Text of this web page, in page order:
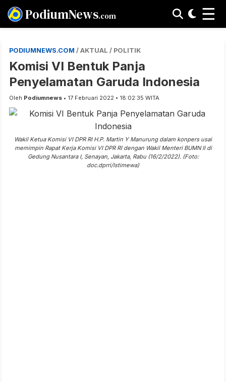
PodiumNews.com ☰
PODIUMNEWS.COM / AKTUAL / POLITIK
Komisi VI Bentuk Panja
Penyelamatan Garuda Indonesia
Oleh Podiumnews • 17 Februari 2022 • 18:02:35 WITA
Wakil Ketua Komisi VI DPR RI H.P. Martin Y Manurung dalam konpers usai
memimpin Rapat Kerja Komisi VI DPR RI dengan Wakil Menteri BUMN II di
Gedung Nusantara I, Senayan, Jakarta, Rabu (16/2/2022). (Foto:
doc.dprri/Istimewa)